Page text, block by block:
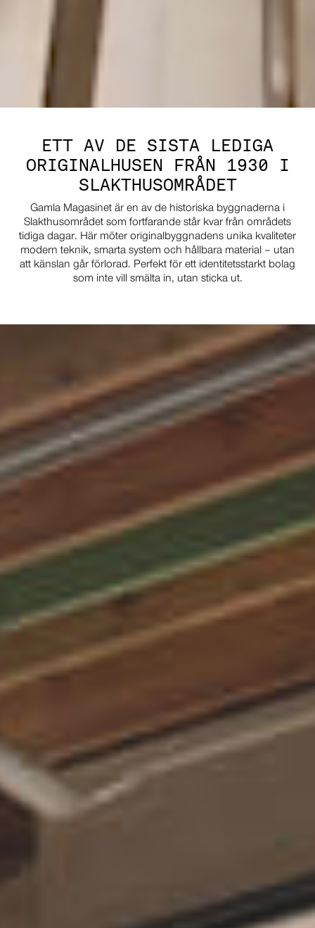
ETT AV DE SISTA LEDIGA
ORIGINALHUSEN FRÅN 1930 I
SLAKTHUSOMRÅDET
Gamla Magasinet är en av de historiska byggnaderna i
Slakthusområdet som fortfarande står kvar från områdets
tidiga dagar. Här möter originalbyggnadens unika kvaliteter
modern teknik, smarta system och hållbara material – utan
att känslan går förlorad. Perfekt för ett identitetsstarkt bolag
som inte vill smälta in, utan sticka ut.